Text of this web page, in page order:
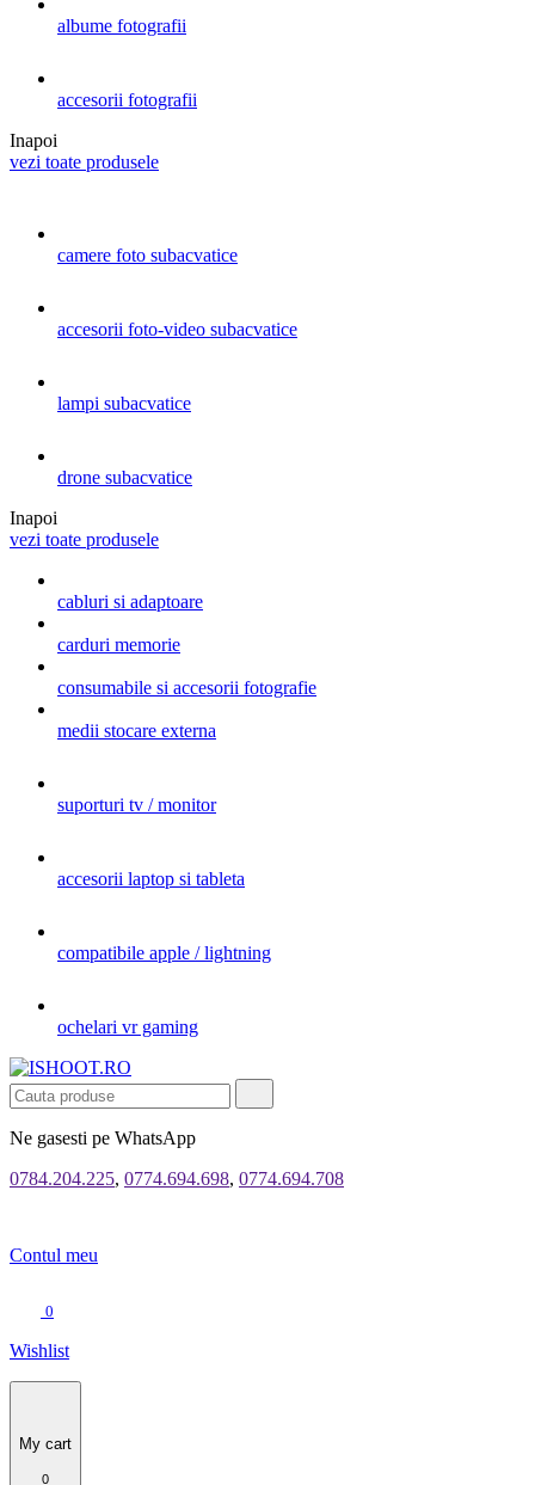
albume fotografii
accesorii fotografii
Inapoi
vezi toate produsele
camere foto subacvatice
accesorii foto-video subacvatice
lampi subacvatice
drone subacvatice
Inapoi
vezi toate produsele
cabluri si adaptoare
carduri memorie
consumabile si accesorii fotografie
medii stocare externa
suporturi tv / monitor
accesorii laptop si tableta
compatibile apple / lightning
ochelari vr gaming
Ne gasesti pe WhatsApp
0784.204.225, 0774.694.698, 0774.694.708
Contul meu
0
Wishlist
My cart
0